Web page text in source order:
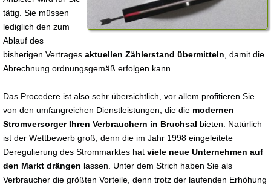
tätig. Sie müssen
lediglich den zum
Ablauf des
bisherigen Vertrages aktuellen Zählerstand übermitteln , damit die
Abrechnung ordnungsgemäß erfolgen kann.
Das Procedere ist also sehr übersichtlich, vor allem profitieren Sie
von den umfangreichen Dienstleistungen, die die modernen
Stromversorger Ihren Verbrauchern in Bruchsal bieten. Natürlich
ist der Wettbewerb groß, denn die im Jahr 1998 eingeleitete
Deregulierung des Strommarktes hat viele neue Unternehmen auf
den Markt drängen lassen. Unter dem Strich haben Sie als
Verbraucher die größten Vorteile, denn trotz der laufenden Erhöhung